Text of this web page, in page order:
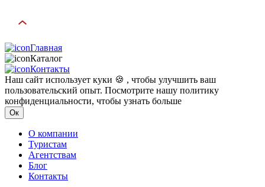
Главная
Каталог
Контакты
Наш сайт использует куки 🍪 , чтобы улучшить ваш
пользовательский опыт. Посмотрите нашу политику
конфиденциальности, чтобы узнать больше
Ок
О компании
Туристам
Агентствам
Блог
Контакты